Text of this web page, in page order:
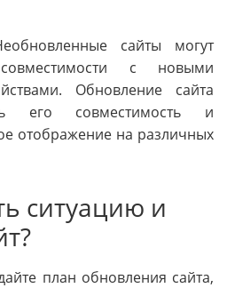
сайты могут
с новыми
Обновление сайта
его совместимость и
отображение на различных
ситуацию и
план обновления сайта,